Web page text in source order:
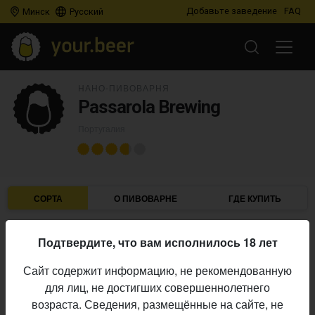
Минск Русский Добавьте заведение FAQ
Passarola Brewing
СОРТА О ПИВОВАРНЕ ГДЕ КУПИТЬ
ABV ДАТА В ПРОДАЖЕ
FERMENTAGE×PASSAROLA BREWING ×CATRAIO
DOS
Подтвердите, что вам исполнилось 18 лет
Сайт содержит информацию, не рекомендованную
для лиц, не достигших совершеннолетнего
возраста. Сведения, размещённые на сайте, не